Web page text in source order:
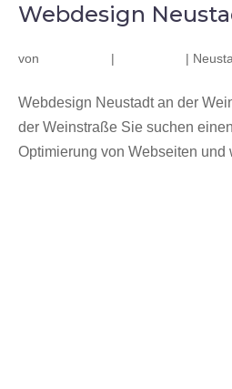
Webdesign
von | |
Webdesign Neustadt an der
der Weinstraße Sie suchen
Optimierung von Webseiten und